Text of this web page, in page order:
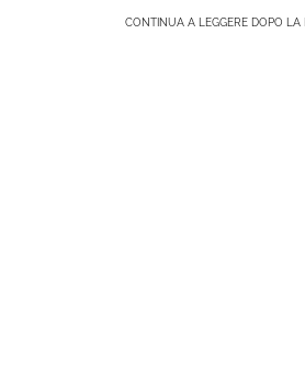
CONTINUA A LEGGERE DOPO LA